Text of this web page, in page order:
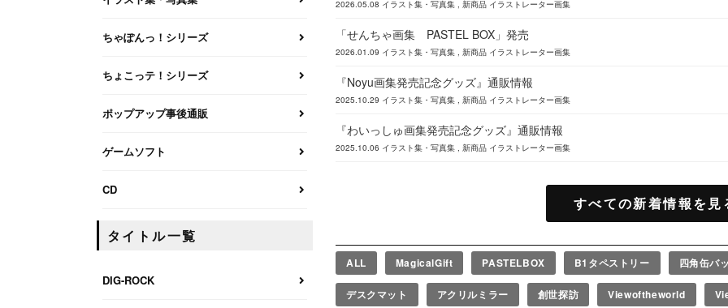
2026.05.08 イラスト集・写真集 新商品 イラストレーター画集
「せんちゃ画集 PASTEL BOX」発売
2026.01.09 イラスト集・写真集 新商品 イラストレーター画集
『Noyu画集発売記念グッズ』通販情報
2025.10.29 イラスト集・写真集 新商品 イラストレーター画集
『わいっしゅ画集発売記念グッズ』通販情報
2025.10.06 イラスト集・写真集 新商品 イラストレーター画集
すべての新着情報を見
ALL MagicalGift PASTELBOX B1タペストリー 四角缶バ
デスクマット アクリルミラー 創世探訪 Viewoftheworld
ちゃぽんっ！シリーズ
ちょこっテ！シリーズ
ポップアップ事後通販
ゲームソフト
CD
タイトル一覧
DIG-ROCK